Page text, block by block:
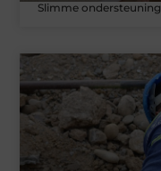
Slimme